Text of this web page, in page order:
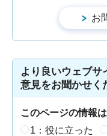
より良いウェブサ
意見をお聞かせく
このページの情報
1：役に立った